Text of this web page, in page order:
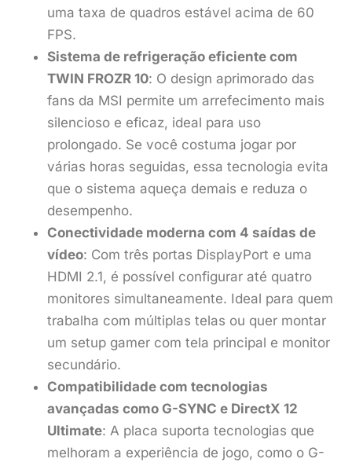
uma taxa de quadros estável acima de 60
FPS.
Sistema de refrigeração eficiente com
TWIN FROZR 10: O design aprimorado das
fans da MSI permite um arrefecimento mais
silencioso e eficaz, ideal para uso
prolongado. Se você costuma jogar por
várias horas seguidas, essa tecnologia evita
que o sistema aqueça demais e reduza o
desempenho.
Conectividade moderna com 4 saídas de
vídeo: Com três portas DisplayPort e uma
HDMI 2.1, é possível configurar até quatro
monitores simultaneamente. Ideal para quem
trabalha com múltiplas telas ou quer montar
um setup gamer com tela principal e monitor
secundário.
Compatibilidade com tecnologias
avançadas como G-SYNC e DirectX 12
Ultimate: A placa suporta tecnologias que
melhoram a experiência de jogo, como o G-